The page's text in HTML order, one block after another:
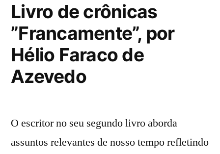
Livro de crônicas
”Francamente”, por
Hélio Faraco de
Azevedo
O escritor no seu segundo livro aborda
assuntos relevantes de nosso tempo refletindo